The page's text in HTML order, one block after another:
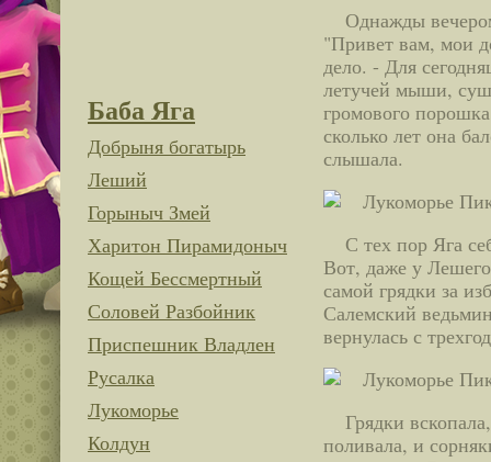
Однажды
"Привет вам, мои
дело. - Для
летучей мыши,
громового
сколько лет она
слышала.
С тех пор Яга
Вот, даже у Лешего
самой грядки за
Салемский
вернулась с
Грядки
поливала, и
Баба Яга
Добрыня богатырь
Леший
Горыныч Змей
Харитон Пирамидоныч
Кощей Бессмертный
Соловей Разбойник
Приспешник Владлен
Русалка
Лукоморье
Колдун